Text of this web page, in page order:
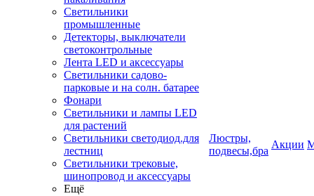
Светильники
промышленные
Детекторы, выключатели
светоконтрольные
Лента LED и аксессуары
Светильники садово-
парковые и на солн. батарее
Фонари
Светильники и лампы LED
для растений
Светильники светодиод.для
лестниц
Светильники трековые,
шинопровод и аксессуары
Ещё
Люстры,
подвесы,бра
Акции